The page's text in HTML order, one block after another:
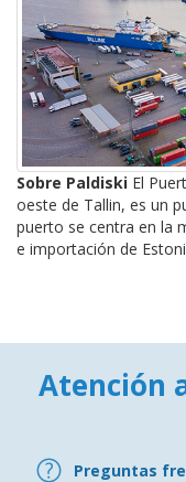
Sobre Paldiski El
oeste de Tallin, es un
puerto se centra en la
e importación de
Atención
Preguntas